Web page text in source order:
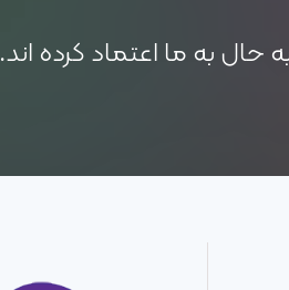
حال به ما اعتماد کرده اند.